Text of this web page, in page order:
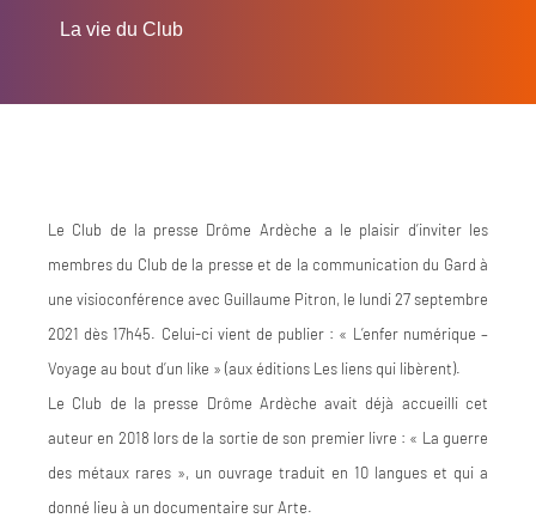
La vie du Club
Le Club de la presse Drôme Ardèche a le plaisir d’inviter les
membres du Club de la presse et de la communication du Gard à
une visioconférence avec Guillaume Pitron, le lundi 27 septembre
2021 dès 17h45. Celui-ci vient de publier : « L’enfer numérique –
Voyage au bout d’un like » (aux éditions Les liens qui libèrent).
Le Club de la presse Drôme Ardèche avait déjà accueilli cet
auteur en 2018 lors de la sortie de son premier livre : « La guerre
des métaux rares », un ouvrage traduit en 10 langues et qui a
donné lieu à un documentaire sur Arte.